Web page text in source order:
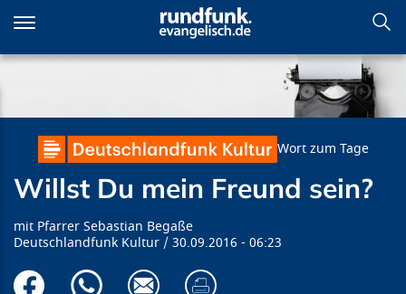
zum
Inhalt
Willst Du mein Freund sein?
Wort zum Tage
Willst Du mein Freund sein?
Pfarrer Sebastian Begaße
Deutschlandfunk Kultur
30.09.2016 06:23